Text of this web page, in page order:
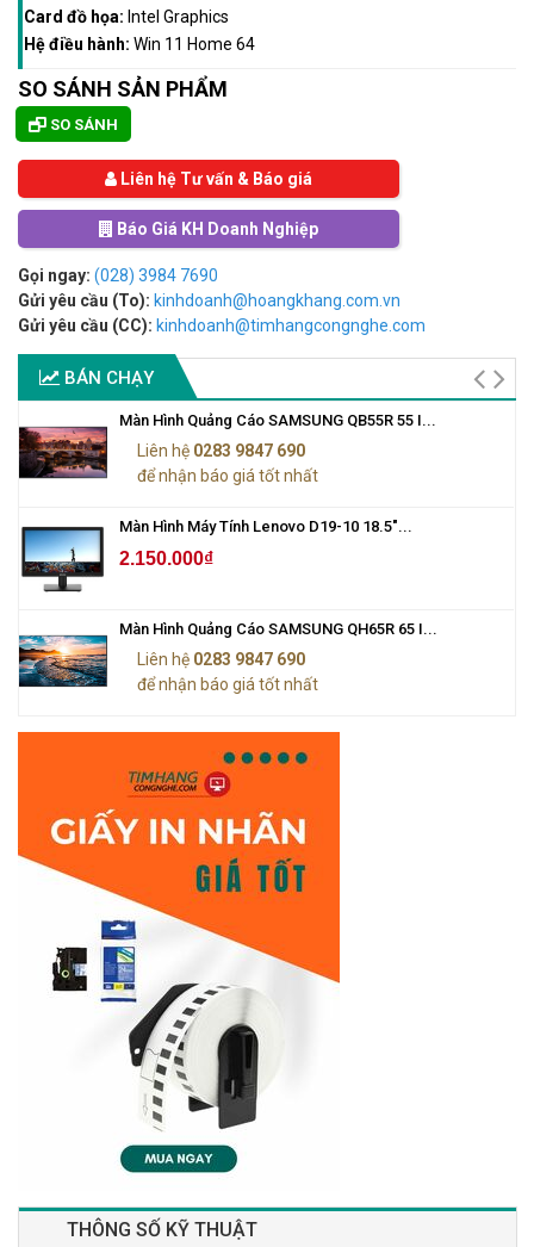
Card đồ họa: Intel Graphics
Hệ điều hành: Win 11 Home 64
SO SÁNH SẢN PHẨM
SO SÁNH
Liên hệ Tư vấn & Báo giá
Báo Giá KH Doanh Nghiệp
Gọi ngay: (028) 3984 7690
Gửi yêu cầu (To): kinhdoanh@hoangkhang.com.vn
Gửi yêu cầu (CC): kinhdoanh@timhangcongnghe.com
BÁN CHẠY
Màn Hình Quảng Cáo SAMSUNG QB55R 55 I...
Liên hệ 0283 9847 690
để nhận báo giá tốt nhất
Màn Hình Máy Tính Lenovo D19-10 18.5"...
2.150.000₫
Màn Hình Quảng Cáo SAMSUNG QH65R 65 I...
Liên hệ 0283 9847 690
để nhận báo giá tốt nhất
THÔNG SỐ KỸ THUẬT